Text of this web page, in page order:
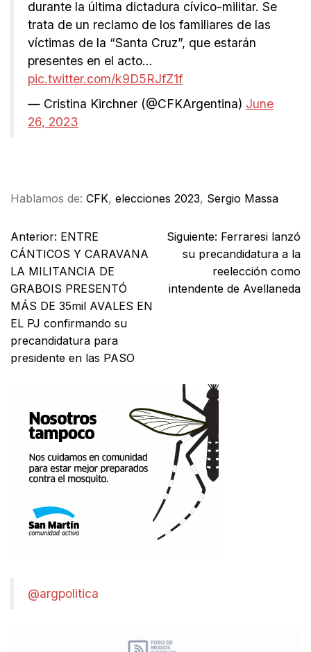
durante la última dictadura cívico-militar. Se
trata de un reclamo de los familiares de las
víctimas de la “Santa Cruz”, que estarán
presentes en el acto…
pic.twitter.com/k9D5RJfZ1f
— Cristina Kirchner (@CFKArgentina) June
26, 2023
Hablamos de: CFK, elecciones 2023, Sergio Massa
Anterior: ENTRE
CÁNTICOS Y CARAVANA
LA MILITANCIA DE
GRABOIS PRESENTÓ
MÁS DE 35mil AVALES EN
EL PJ confirmando su
precandidatura para
presidente en las PASO
Siguiente: Ferraresi lanzó
su precandidatura a la
reelección como
intendente de Avellaneda
@argpolitica